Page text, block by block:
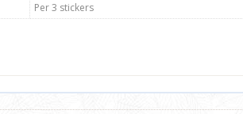
Per 3 stickers